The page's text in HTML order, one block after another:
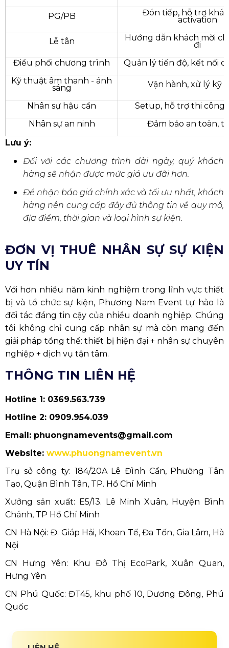
PG/PB Đón tiếp, hỗ trợ
activation
Lễ tân Hướng dẫn khách mời
đi
Điều phối chương trình
Quản lý tiến độ, kết nối
Kỹ thuật âm thanh - ánh
sáng Vận hành, xử lý kỹ
Nhân sự hậu cần
Setup, hỗ trợ thi công,
Nhân sự an ninh
Đảm bảo an toàn,
Lưu ý:
Đối với các chương trình dài ngày, quý khách
hàng sẽ nhận được mức giá ưu đãi hơn.
Để nhận báo giá chính xác và tối ưu nhất, khách
hàng nên cung cấp đầy đủ thông tin về quy mô,
địa điểm, thời gian và loại hình sự kiện.
ĐƠN VỊ THUÊ NHÂN SỰ SỰ KIỆN
UY TÍN
Với hơn nhiều năm kinh nghiệm trong lĩnh vực thiết
bị và tổ chức sự kiện, Phương Nam Event tự hào là
đối tác đáng tin cậy của nhiều doanh nghiệp. Chúng
tôi không chỉ cung cấp nhân sự mà còn mang đến
giải pháp tổng thể: thiết bị hiện đại + nhân sự chuyên
nghiệp + dịch vụ tận tâm.
THÔNG TIN LIÊN HỆ
Hotline 1: 0369.563.739
Hotline 2: 0909.954.039
Email: phuongnamevents@gmail.com
Website: www.phuongnamevent.vn
Trụ sở công ty: 184/20A Lê Đình Cẩn, Phường Tân
Tạo, Quận Bình Tân, TP. Hồ Chí Minh
Xưởng sản xuất: E5/13. Lê Minh Xuân, Huyện Bình
Chánh, TP Hồ Chí Minh
CN Hà Nội: Đ. Giáp Hải, Khoan Tế, Đa Tốn, Gia Lâm, Hà
Nội
CN Hưng Yên: Khu Đô Thị EcoPark, Xuân Quan,
Hưng Yên
CN Phú Quốc: ĐT45, khu phố 10, Dương Đông, Phú
Quốc